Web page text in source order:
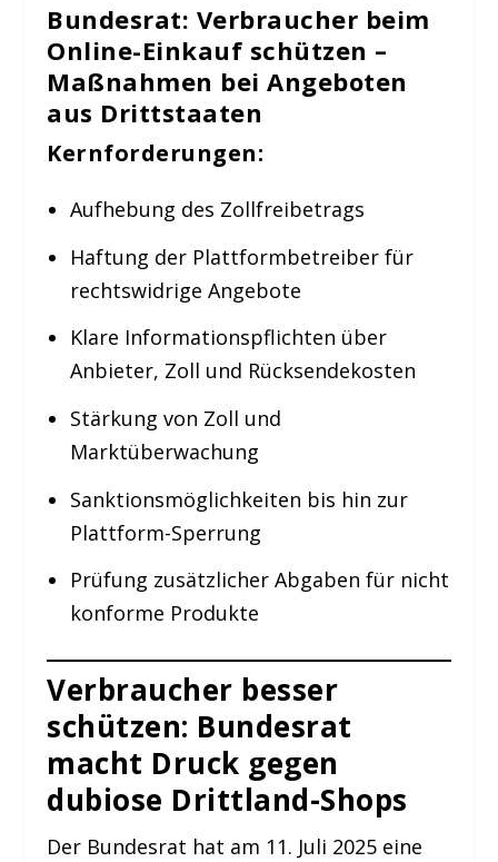
Bundesrat: Verbraucher beim
Online-Einkauf schützen –
Maßnahmen bei Angeboten
aus Drittstaaten
Kernforderungen:
Aufhebung des Zollfreibetrags
Haftung der Plattformbetreiber für
rechtswidrige Angebote
Klare Informationspflichten über
Anbieter, Zoll und Rücksendekosten
Stärkung von Zoll und
Marktüberwachung
Sanktionsmöglichkeiten bis hin zur
Plattform-Sperrung
Prüfung zusätzlicher Abgaben für nicht
konforme Produkte
Verbraucher besser
schützen: Bundesrat
macht Druck gegen
dubiose Drittland-Shops
Der Bundesrat hat am 11. Juli 2025 eine